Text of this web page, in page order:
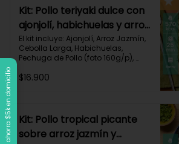
Kit: Pollo teriyaki dulce con
ajonjolí, habichuelas y arroz
jazmín-149
El kit incluye: Ajonjolí, Arroz Jazmín,
Cebolla Larga, Habichuelas,
Pechuga de Pollo (foto 160g/p),
Paprika, Receta Impresa.
$16.900
Kit: Pollo tropical picante
sobre arroz jazmín y